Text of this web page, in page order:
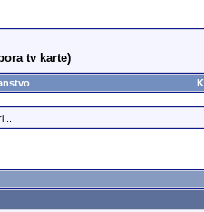
tv karte)